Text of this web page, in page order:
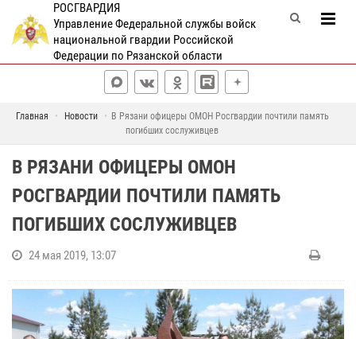
РОСГВАРДИЯ
Управление Федеральной службы войск
национальной гвардии Российской
Федерации по Рязанской области
Главная Новости
В Рязани офицеры ОМОН Росгвардии почтили память
погибших сослуживцев
В РЯЗАНИ ОФИЦЕРЫ ОМОН
РОСГВАРДИИ ПОЧТИЛИ ПАМЯТЬ
ПОГИБШИХ СОСЛУЖИВЦЕВ
24 мая 2019, 13:07